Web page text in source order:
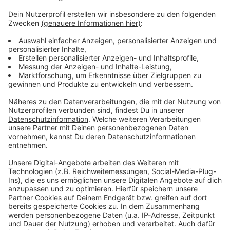
Der Sommer hat dieses Jahr lange auf sich warten
lassen. Aber der Spätsommer wird heiß, heißer,
Schröder! Schon zum Jahresanfang hat uns Atze mit
dem Kaltstart 24 begleitet und jetzt will er uns gut
gelaunt bis in den Herbst bringen. Atzes Mantra für ein
Kraft voraus und viel Spaß bei Atze Schröders
Kaltstart 24.
Anzeige
Anzeige